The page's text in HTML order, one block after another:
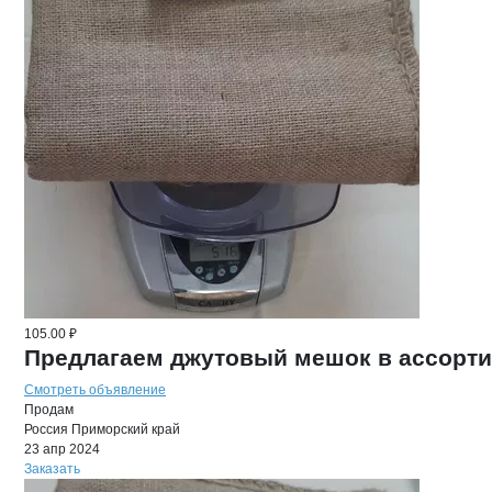
105.00 ₽
Предлагаем джутовый мешок в
Смотреть объявление
Продам
Россия Приморский край
23 апр 2024
Заказать